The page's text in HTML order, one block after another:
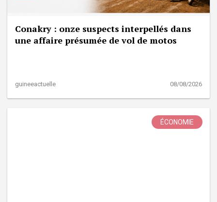
Conakry : onze suspects interpellés dans
une affaire présumée de vol de motos
guineeactuelle 08/08/2026
ÉCONOMIE